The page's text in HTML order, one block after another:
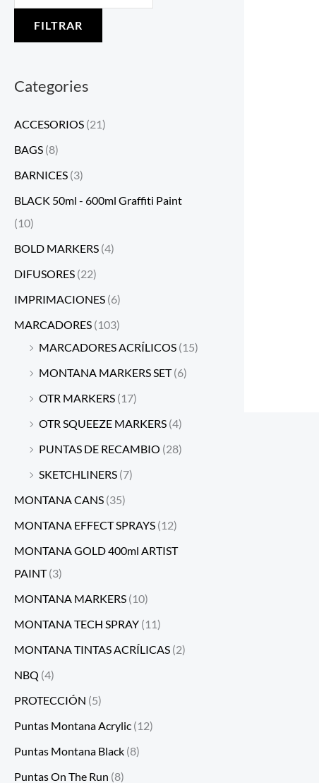
FILTRAR
Categories
ACCESORIOS (21)
BAGS (8)
BARNICES (3)
BLACK 50ml - 600ml Graffiti Paint
(10)
BOLD MARKERS (4)
DIFUSORES (22)
IMPRIMACIONES (6)
MARCADORES (103)
MARCADORES ACRÍLICOS (15)
MONTANA MARKERS SET (6)
OTR MARKERS (17)
OTR SQUEEZE MARKERS (4)
PUNTAS DE RECAMBIO (28)
SKETCHLINERS (7)
MONTANA CANS (35)
MONTANA EFFECT SPRAYS (12)
MONTANA GOLD 400ml ARTIST
PAINT (3)
MONTANA MARKERS (10)
MONTANA TECH SPRAY (11)
MONTANA TINTAS ACRÍLICAS (2)
NBQ (4)
PROTECCIÓN (5)
Puntas Montana Acrylic (12)
Puntas Montana Black (8)
Puntas On The Run (8)